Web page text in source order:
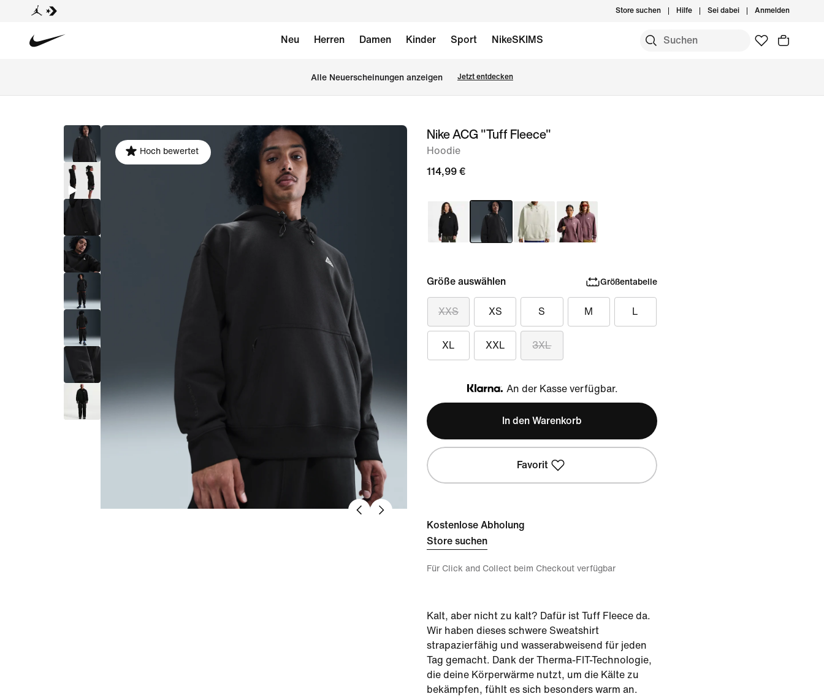
Store suchen Hilfe Sei dabei Anmelden
Neu Herren Damen Kinder Sport NikeSKIMS
Alle Neuerscheinungen anzeigen Jetzt entdecken
Bild 1
Hoch bewertet
Nike ACG "Tuff Fleece"
Hoodie
114,99 €
Größe auswählen Größentabelle
XXS XS S M L
XL XXL 3XL
Klarna
An der Kasse verfügbar.
In den Warenkorb
Favorit
Kostenlose Abholung
Store suchen
Für Click and Collect beim Checkout verfügbar
Kalt, aber nicht zu kalt? Dafür ist Tuff Fleece da.
Wir haben dieses schwere Sweatshirt
strapazierfähig und wasserabweisend für jeden
Tag gemacht. Dank der Therma-FIT-Technologie,
die deine Körperwärme nutzt, um die Kälte zu
bekämpfen, fühlt es sich besonders warm an.